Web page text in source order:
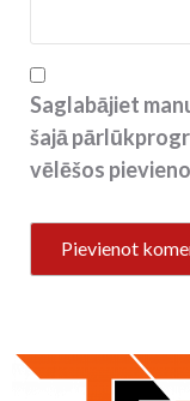
Saglabājiet
šajā
vēlēšos